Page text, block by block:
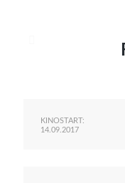
KINOSTART:
14.09.2017